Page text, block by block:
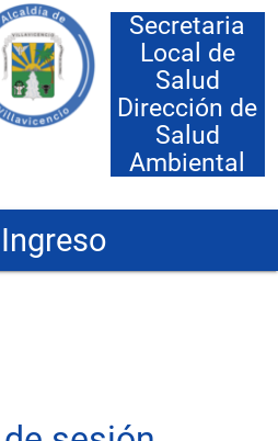
Secretaria
Local de
Salud
Dirección de
Salud
Ambiental
Ingreso